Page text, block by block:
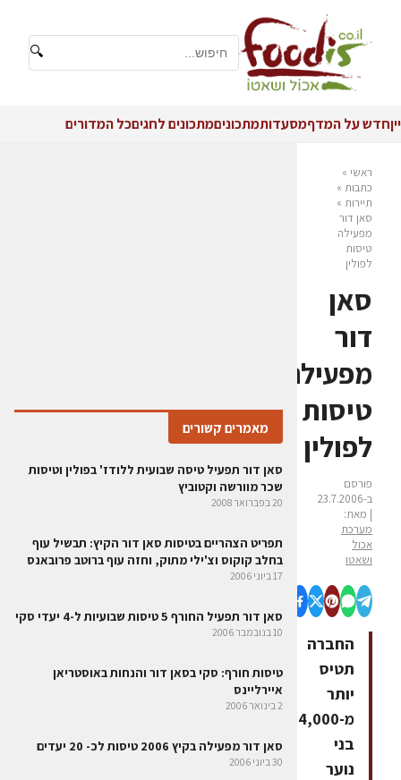
🔍
ייןחדש על המדףמסעדותמתכוניםמתכונים לחגיםכל המדורים
ראשי »
כתבות »
תיירות »
סאן דור
מפעילה
טיסות
לפולין
סאן
דור
מפעילה
טיסות
לפולין
פורסם
ב-23.7.2006
| מאת:
מערכת
אכול
ושאטו
החברה
תטיס
יותר
מ-4,000
בני
נוער
מאמרים קשורים
סאן דור תפעיל טיסה שבועית ללודז' בפולין וטיסות
שכר מוורשה וקטוביץ
20 בפברואר 2008
תפריט הצהריים בטיסות סאן דור הקיץ: תבשיל עוף
בחלב קוקוס וצ'ילי מתוק, וחזה עוף ברוטב פרובאנס
17 ביוני 2006
סאן דור תפעיל החורף 5 טיסות שבועיות ל-4 יעדי סקי
10 בנובמבר 2006
טיסות חורף: סקי בסאן דור והנחות באוסטריאן
איירליינס
2 בינואר 2006
סאן דור מפעילה בקיץ 2006 טיסות לכ- 20 יעדים
30 ביוני 2006